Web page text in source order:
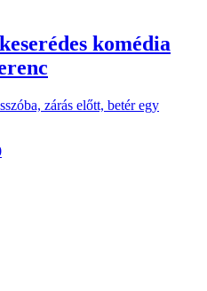
komédia
zárás előtt, betér egy